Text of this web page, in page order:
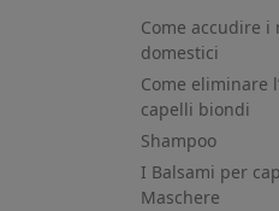
Come accudire
domestici
Come eliminare
capelli biondi
Shampoo
I Balsami per
Maschere